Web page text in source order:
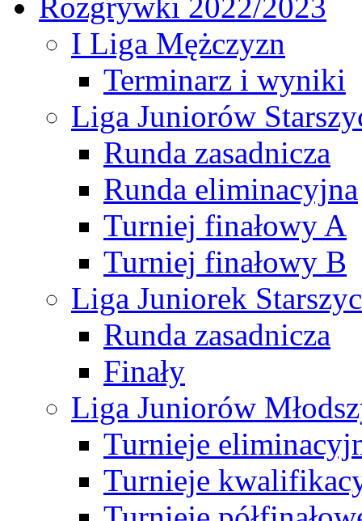
I Liga Mężczyzn
Terminarz i wyniki
Liga Juniorów
Runda zasadnicza
Runda eliminacyjna
Turniej finałowy A
Turniej finałowy B
Liga Juniorek
Runda zasadnicza
Finały
Liga Juniorów
Turnieje
Turnieje